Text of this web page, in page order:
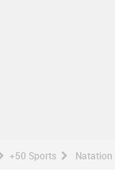
+50 Sports Natation